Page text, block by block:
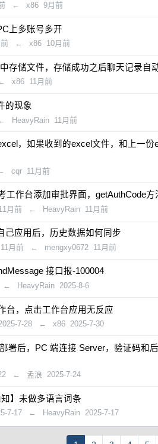
← x86 9月前
上多账号多开
← x86 10月前
存储文件，存储成功之后聊天记录自
← x86 11月前
的现象
← HeavyRain 11月前
，如果收到的excel文件，和上一
cqr 11月前
工作台添加审批界面，getAuthCode方
月前 ← HeavyRain 11月前
己应用后，历史数据如何同步
11月前 ← mengxy0672 11月前
接口报-100004
← HeavyRain 2025-8-6
台，点击工作台应用无反应
7-28 ← x86 2025-7-30
署后，PC 端连接 Server，验证码和
← 孟浪 2025-7-24
】未做多语言词条
7-17 ← HeavyRain 2025-7-17